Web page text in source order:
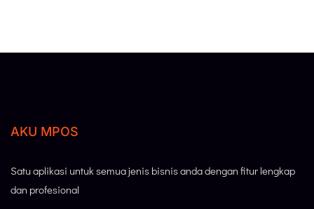
AKU MPOS
Satu aplikasi untuk semua jenis bisnis anda dengan fitur lengkap
dan profesional